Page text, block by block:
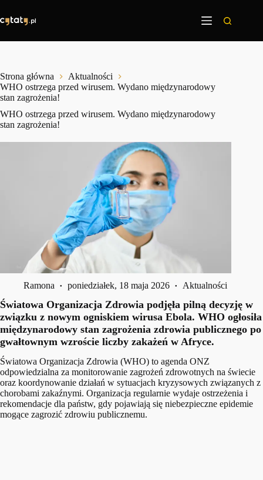
treści
Strona główna
Aktualności
WHO ostrzega przed wirusem. Wydano międzynarodowy
stan zagrożenia!
WHO ostrzega przed wirusem. Wydano międzynarodowy
stan zagrożenia!
Ramona poniedziałek, 18 maja 2026 Aktualności
Światowa Organizacja Zdrowia podjęła pilną decyzję w
związku z nowym ogniskiem wirusa Ebola. WHO ogłosiła
międzynarodowy stan zagrożenia zdrowia publicznego po
gwałtownym wzroście liczby zakażeń w Afryce.
Światowa Organizacja Zdrowia (WHO) to agenda ONZ
odpowiedzialna za monitorowanie zagrożeń zdrowotnych na świecie
oraz koordynowanie działań w sytuacjach kryzysowych związanych z
chorobami zakaźnymi. Organizacja regularnie wydaje ostrzeżenia i
rekomendacje dla państw, gdy pojawiają się niebezpieczne epidemie
mogące zagrozić zdrowiu publicznemu.